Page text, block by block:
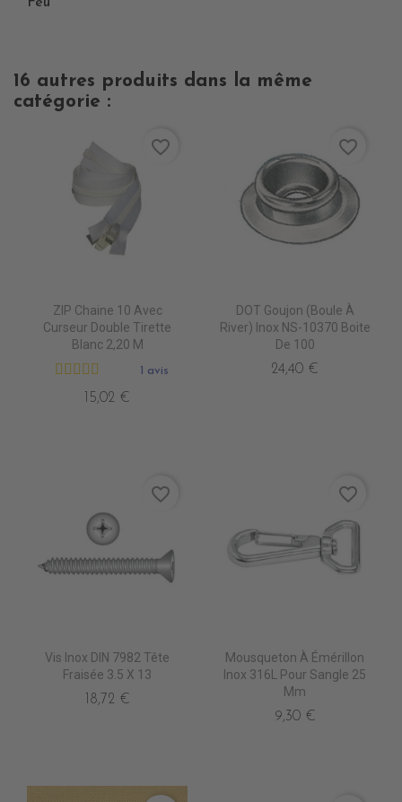
16 autres produits dans la même
catégorie :
ZIP Chaine 10 Avec
Curseur Double Tirette
Blanc 2,20 M
1 avis
15,02 €
favorite_border
DOT Goujon (Boule À
River) Inox NS-10370 Boite
De 100
24,40 €
favorite_border
Vis Inox DIN 7982 Tête
Fraisée 3.5 X 13
18,72 €
favorite_border
Mousqueton À Émérillon
Inox 316L Pour Sangle 25
Mm
9,30 €
favorite_border